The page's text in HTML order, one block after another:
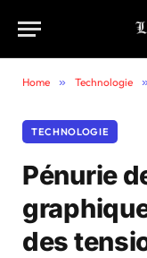
Home » Technologie »
TECHNOLOGIE
Pénurie
des